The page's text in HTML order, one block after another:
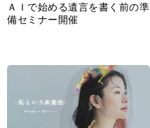
ＡＩで始める遺言を書く前の準
備セミナー開催